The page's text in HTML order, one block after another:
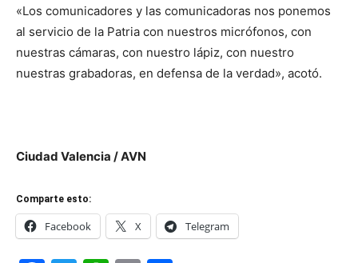
«Los comunicadores y las comunicadoras nos ponemos
al servicio de la Patria con nuestros micrófonos, con
nuestras cámaras, con nuestro lápiz, con nuestro
nuestras grabadoras, en defensa de la verdad», acotó.
Ciudad Valencia / AVN
Comparte esto:
Facebook X Telegram